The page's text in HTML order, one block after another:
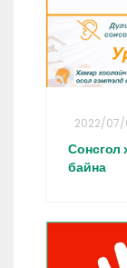
2022/
Сонсгол
байна